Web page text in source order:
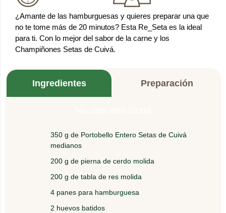
¿Amante de las hamburguesas y quieres preparar una que
no te tome más de 20 minutos? Esta Re_Seta es la ideal
para ti. Con lo mejor del sabor de la carne y los
Champiñones Setas de Cuivá.
Ingredientes Preparación
350 g de Portobello Entero Setas de Cuivá
medianos
200 g de pierna de cerdo molida
200 g de tabla de res molida
4 panes para hamburguesa
2 huevos batidos
Homogenizar todos los ingredientes hasta quedar
dejar reposar en el refrigerador 20 minutos y
luego armar las hamburguesas con molde